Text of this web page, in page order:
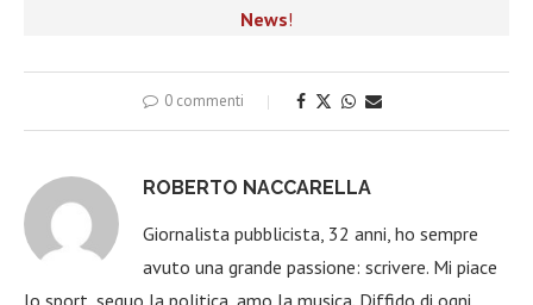
News!
0 commenti
ROBERTO NACCARELLA
Giornalista pubblicista, 32 anni, ho sempre
avuto una grande passione: scrivere. Mi piace